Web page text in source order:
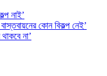
নাই’
কোন বিকল্প নেই’
না’